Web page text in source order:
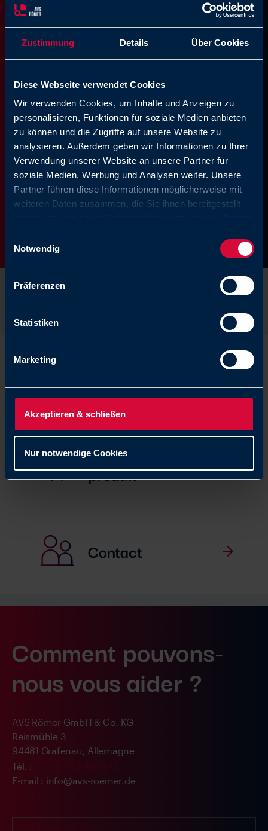
Zustimmung Details Über Cookies
Diese Webseite verwendet Cookies
Wir verwenden Cookies, um Inhalte und Anzeigen zu
personalisieren, Funktionen für soziale Medien anbieten
zu können und die Zugriffe auf unsere Website zu
analysieren. Außerdem geben wir Informationen zu Ihrer
Verwendung unserer Website an unsere Partner für
soziale Medien, Werbung und Analysen weiter. Unsere
Partner führen diese Informationen möglicherweise mit
weiteren Daten zusammen, die Sie ihnen bereitgestellt
Cookies, wenn Sie unsere Webseite weiterhin nutzen.
Notwendig
Präferenzen
Statistiken
Marketing
Akzeptieren & schließen
Nur notwendige Cookies
ensuite assemblés en salle blanche selon la
norme VDA 19 partie 2 et emballés
hermétiquement. Cela garantit la propreté et
la sécurité des raccords Push-in et Push-on
Conçus sur mesure pour répondre à vos
exigences.
Respect des exigences de pureté
spécifiques
Emballage individuel
Possibilité de mettre en œuvre des
Informations
complémentaires
produits
Brochure du
produit
Contact
Comment pouvons-
nous vous aider ?
AVS Römer GmbH & Co. KG
Reismühle 3
94481 Grafenau, Allemagne
Tél. :
E-mail : info@avs-roemer.de